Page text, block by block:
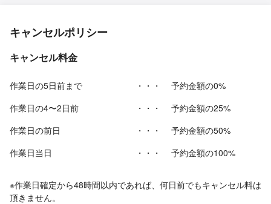
キャンセルポリシー
キャンセル料金
作業日の5日前まで ・・・
予約金額の0%
作業日の4〜2日前
・・・
予約金額の25%
作業日の前日
・・・
予約金額の50%
作業日当日
・・・ 予約金額の100%
※作業日確定から48時間以内であれば、何日前でもキャンセル料は
頂きません。